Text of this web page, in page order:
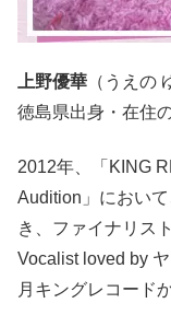
上野優華 （うえ
徳島県出身・在住
2012年、「KING
Audition」におい
き、ファイナリス
Vocalist loved by
月キングレコード